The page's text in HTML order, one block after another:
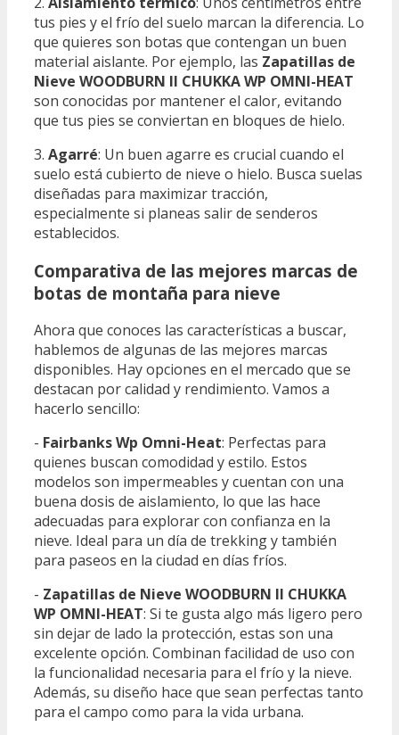
tus pies y el frío del suelo marcan la diferencia. Lo
que quieres son botas que contengan un buen
material aislante. Por ejemplo, las Zapatillas de
Nieve WOODBURN II CHUKKA WP OMNI-HEAT
son conocidas por mantener el calor, evitando
que tus pies se conviertan en bloques de hielo.
3. Agarré: Un buen agarre es crucial cuando el
suelo está cubierto de nieve o hielo. Busca suelas
diseñadas para maximizar tracción,
especialmente si planeas salir de senderos
establecidos.
Comparativa de las mejores marcas de
botas de montaña para nieve
Ahora que conoces las características a buscar,
hablemos de algunas de las mejores marcas
disponibles. Hay opciones en el mercado que se
destacan por calidad y rendimiento. Vamos a
hacerlo sencillo:
- Fairbanks Wp Omni-Heat: Perfectas para
quienes buscan comodidad y estilo. Estos
modelos son impermeables y cuentan con una
buena dosis de aislamiento, lo que las hace
adecuadas para explorar con confianza en la
nieve. Ideal para un día de trekking y también
para paseos en la ciudad en días fríos.
- Zapatillas de Nieve WOODBURN II CHUKKA
WP OMNI-HEAT: Si te gusta algo más ligero pero
sin dejar de lado la protección, estas son una
excelente opción. Combinan facilidad de uso con
la funcionalidad necesaria para el frío y la nieve.
Además, su diseño hace que sean perfectas tanto
para el campo como para la vida urbana.